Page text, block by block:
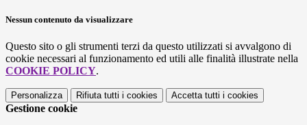
Nessun contenuto da visualizzare
Questo sito o gli strumenti terzi da questo utilizzati si avvalgono di
cookie necessari al funzionamento ed utili alle finalità illustrate nella
COOKIE POLICY.
Personalizza Rifiuta tutti i cookies Accetta tutti i cookies
Gestione cookie